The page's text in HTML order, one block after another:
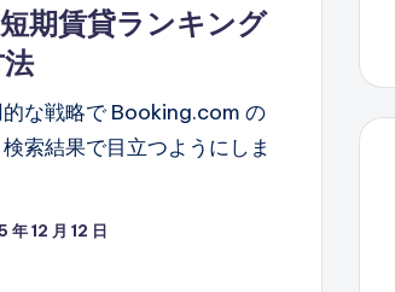
期賃貸ランキング
な戦略で Booking.com の
索結果で目立つようにしま
年 12 月 12 日